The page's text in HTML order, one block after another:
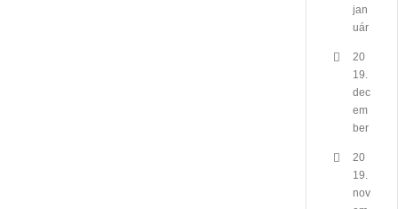
jan
uár
20
19.
dec
em
ber
20
19.
nov